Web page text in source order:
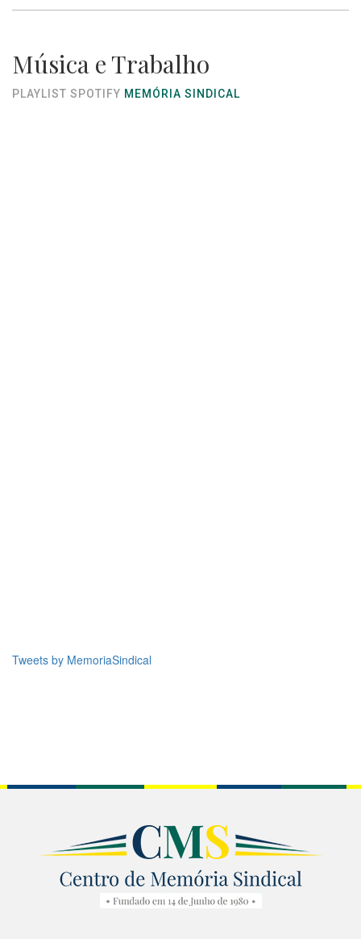
Música e Trabalho
PLAYLIST SPOTIFY MEMÓRIA SINDICAL
Tweets by MemoriaSindical